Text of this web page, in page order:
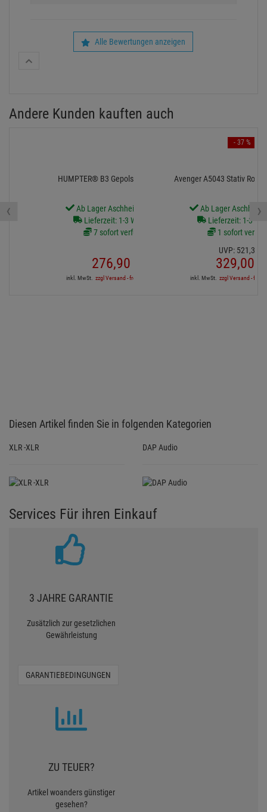
Alle Bewertungen anzeigen
Andere Kunden kauften auch
HUMPTER® B3 Gepolsterte Taschen
Ab Lager Aschheim lieferbar
Lieferzeit: 1-3 Werktage
7 sofort verfügbar
276,90
inkl. MwSt. zzgl Versand - frei ab 90,-€ in DE
Avenger A5043 Stativ
Ab Lager
Lieferzeit: 1-3
1 sofort
UVP: 521,37
329,00
inkl. MwSt. zzgl Versand - frei
- 37 %
‹ ›
Diesen Artikel finden Sie in folgenden Kategorien
XLR -XLR DAP Audio
Services Für ihren Einkauf
3 JAHRE GARANTIE
Zusätzlich zur gesetzlichen
Gewährleistung
GARANTIEBEDINGUNGEN
ZU TEUER?
Artikel woanders günstiger
gesehen?